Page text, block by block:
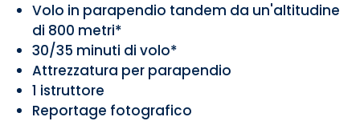
Volo in parapendio tandem da un'altitudine
di 800 metri*
30/35 minuti di volo*
Attrezzatura per parapendio
1 istruttore
Reportage fotografico